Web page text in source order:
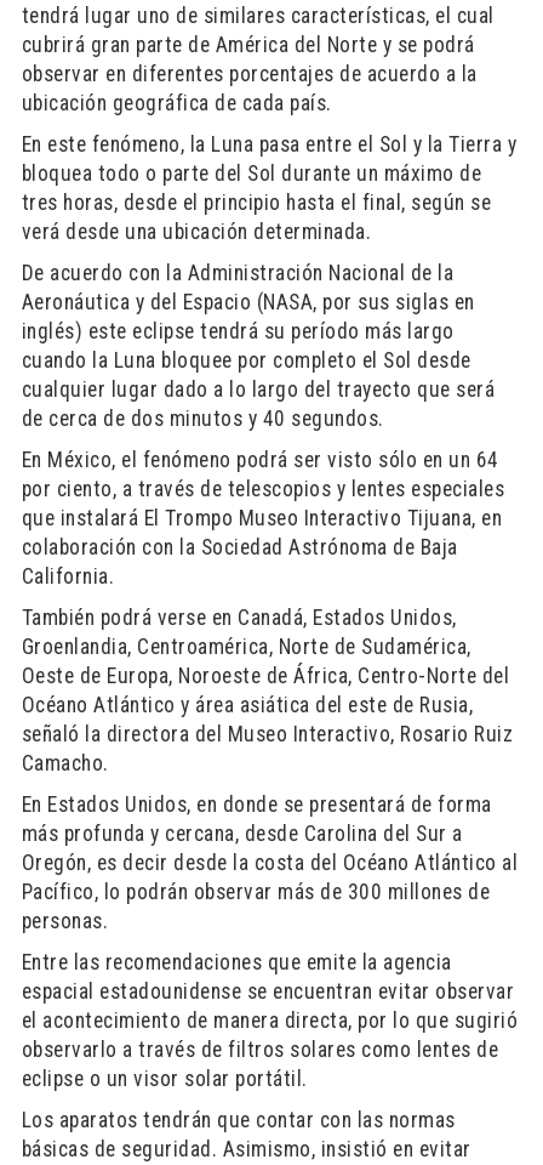
tendrá lugar uno de similares características, el cual
cubrirá gran parte de América del Norte y se podrá
observar en diferentes porcentajes de acuerdo a la
ubicación geográfica de cada país.
En este fenómeno, la Luna pasa entre el Sol y la Tierra y
bloquea todo o parte del Sol durante un máximo de
tres horas, desde el principio hasta el final, según se
verá desde una ubicación determinada.
De acuerdo con la Administración Nacional de la
Aeronáutica y del Espacio (NASA, por sus siglas en
inglés) este eclipse tendrá su período más largo
cuando la Luna bloquee por completo el Sol desde
cualquier lugar dado a lo largo del trayecto que será
de cerca de dos minutos y 40 segundos.
En México, el fenómeno podrá ser visto sólo en un 64
por ciento, a través de telescopios y lentes especiales
que instalará El Trompo Museo Interactivo Tijuana, en
colaboración con la Sociedad Astrónoma de Baja
California.
También podrá verse en Canadá, Estados Unidos,
Groenlandia, Centroamérica, Norte de Sudamérica,
Oeste de Europa, Noroeste de África, Centro-Norte del
Océano Atlántico y área asiática del este de Rusia,
señaló la directora del Museo Interactivo, Rosario Ruiz
Camacho.
En Estados Unidos, en donde se presentará de forma
más profunda y cercana, desde Carolina del Sur a
Oregón, es decir desde la costa del Océano Atlántico al
Pacífico, lo podrán observar más de 300 millones de
personas.
Entre las recomendaciones que emite la agencia
espacial estadounidense se encuentran evitar observar
el acontecimiento de manera directa, por lo que sugirió
observarlo a través de filtros solares como lentes de
eclipse o un visor solar portátil.
Los aparatos tendrán que contar con las normas
básicas de seguridad. Asimismo, insistió en evitar